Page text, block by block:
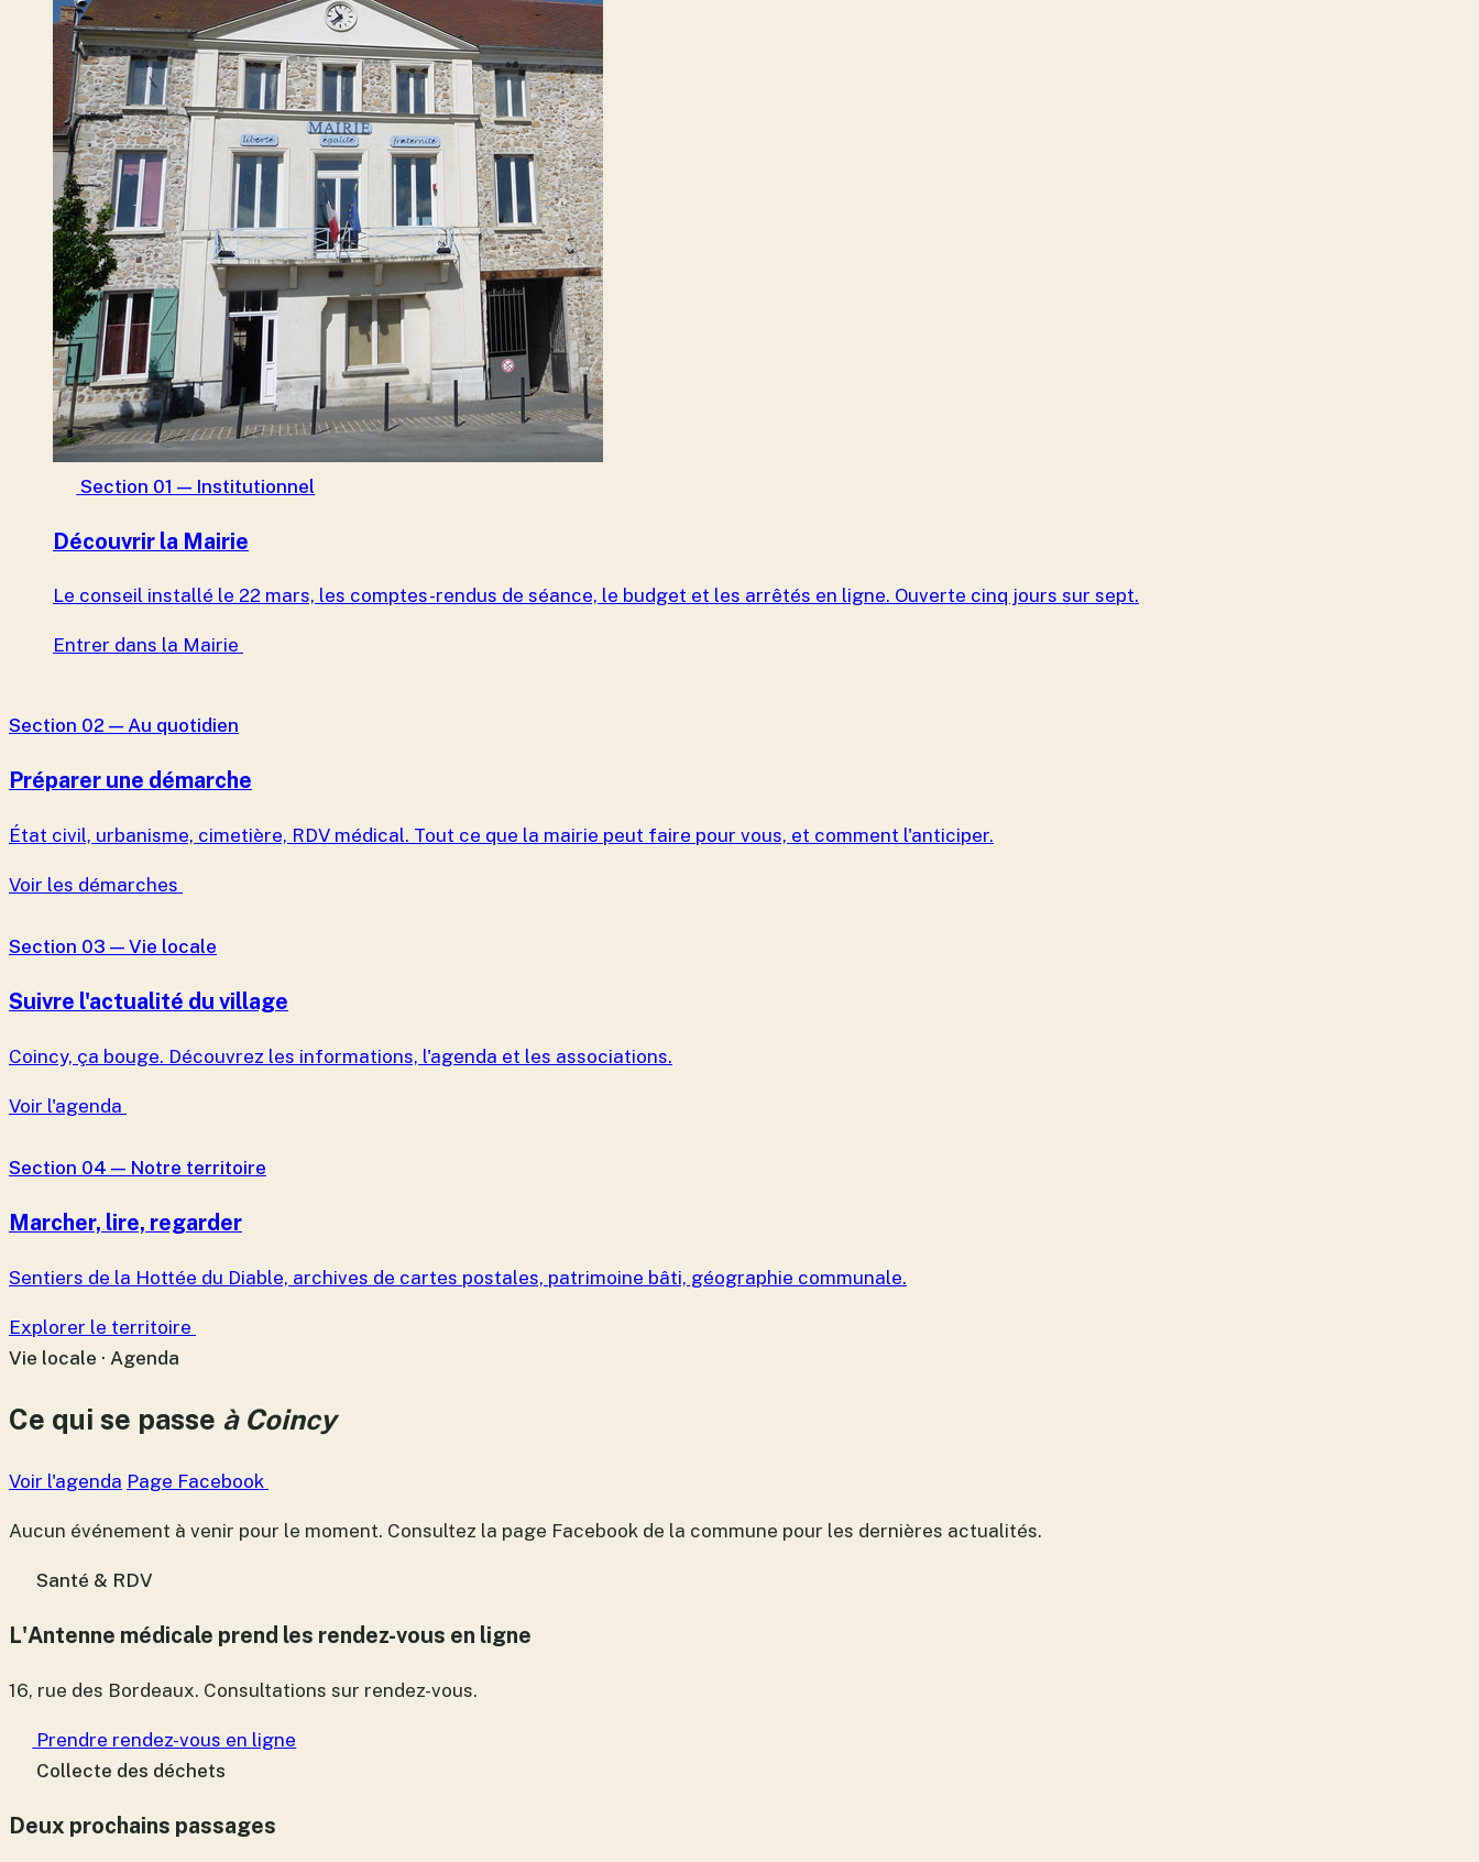
Section 01 — Institutionnel
Découvrir la Mairie
Le conseil installé le 22 mars, les comptes-rendus de séance, le budget et les arrêtés en ligne. Ouverte cinq jours sur sept.
Entrer dans la Mairie
Section 02 — Au quotidien
Préparer une démarche
État civil, urbanisme, cimetière, RDV médical. Tout ce que la mairie peut faire pour vous, et comment l'anticiper.
Voir les démarches
Section 03 — Vie locale
Suivre l'actualité du village
Coincy, ça bouge. Découvrez les informations, l'agenda et les associations.
Voir l'agenda
Section 04 — Notre territoire
Marcher, lire, regarder
Sentiers de la Hottée du Diable, archives de cartes postales, patrimoine bâti, géographie communale.
Explorer le territoire
Vie locale · Agenda
Ce qui se passe à Coincy
Voir l'agenda Page Facebook
Aucun événement à venir pour le moment. Consultez la page Facebook de la commune pour les dernières actualités.
Santé & RDV
L'Antenne médicale prend les rendez-vous en ligne
16, rue des Bordeaux. Consultations sur rendez-vous.
Prendre rendez-vous en ligne
Collecte des déchets
Deux prochains passages